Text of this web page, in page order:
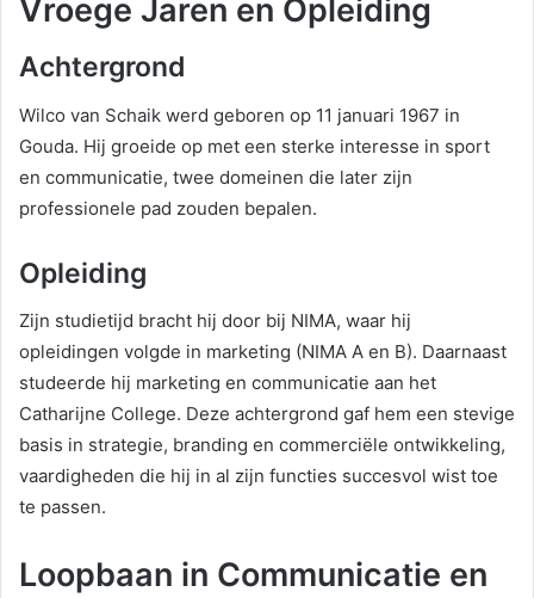
Vroege Jaren en Opleiding
Achtergrond
Wilco van Schaik werd geboren op 11 januari 1967 in
Gouda. Hij groeide op met een sterke interesse in sport
en communicatie, twee domeinen die later zijn
professionele pad zouden bepalen.
Opleiding
Zijn studietijd bracht hij door bij NIMA, waar hij
opleidingen volgde in marketing (NIMA A en B). Daarnaast
studeerde hij marketing en communicatie aan het
Catharijne College. Deze achtergrond gaf hem een stevige
basis in strategie, branding en commerciële ontwikkeling,
vaardigheden die hij in al zijn functies succesvol wist toe
te passen.
Loopbaan in Communicatie en